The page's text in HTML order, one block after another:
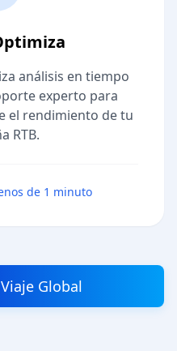
análisis en tiempo
experto para
el rendimiento de tu
RTB.
de 1 minuto
Global